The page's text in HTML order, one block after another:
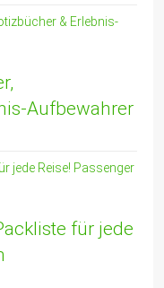
Aufbewahrer
für jede